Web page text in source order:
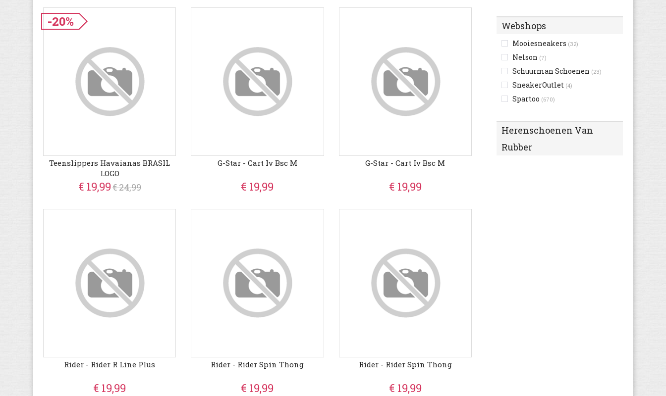
Webshops
Mooiesneakers (32)
Nelson (7)
Schuurman Schoenen (23)
SneakerOutlet (4)
Spartoo (670)
Herenschoenen Van
Rubber
-20%
Teenslippers Havaianas BRASIL
LOGO
€ 19,99€ 24,99
G-Star - Cart Iv Bsc M
€ 19,99
G-Star - Cart Iv Bsc M
€ 19,99
Rider - Rider R Line Plus
€ 19,99
Rider - Rider Spin Thong
€ 19,99
Rider - Rider Spin Thong
€ 19,99